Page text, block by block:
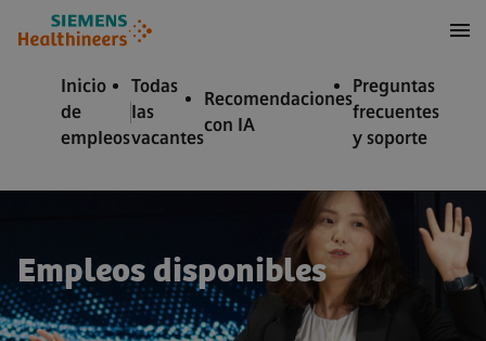
de página
Inicio
de
empleos
Todas
las
vacantes
Recomendaciones
con IA
Preguntas
frecuentes
y soporte
Empleos disponibles